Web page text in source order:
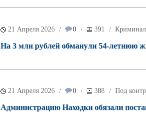
21 Апреля 2026 / 0 / 391 / Криминал
На 3 млн рублей обманули 54-летнюю
21 Апреля 2026 / 0 / 388 / Под
Администрацию Находки обязали